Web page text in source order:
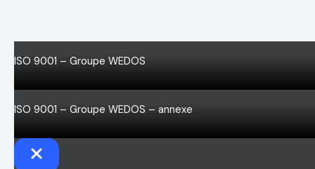
ISO 9001 – Groupe WEDOS
ISO 9001 – Groupe WEDOS – annexe